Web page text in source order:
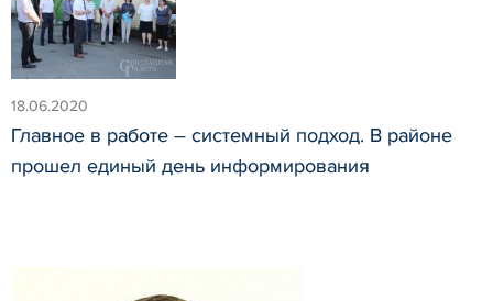
18.06.2020
Главное в работе – системный подход. В районе
прошел единый день информирования